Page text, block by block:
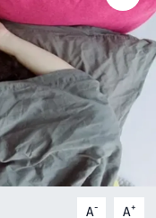
A- A+